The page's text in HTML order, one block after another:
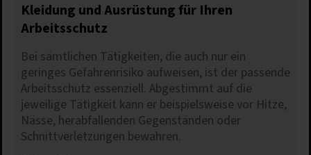
Kleidung und Ausrüstung für Ihren
Arbeitsschutz
Bei sämtlichen Tätigkeiten, die auch nur ein
geringes Gefahrenrisiko aufweisen, ist der passende
Arbeitsschutz essenziell. Abgestimmt auf die
jeweilige Tätigkeit kann er beispielsweise vor Hitze,
Nässe, herabfallenden Gegenständen oder
Schnittverletzungen bewahren.